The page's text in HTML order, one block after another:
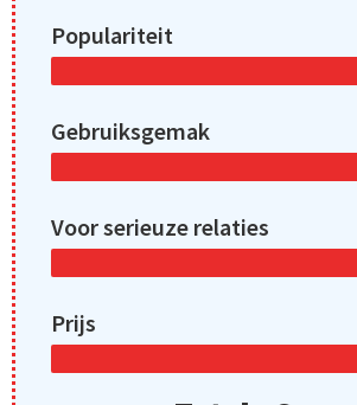
Populariteit
Gebruiksgemak
Voor serieuze relaties
Prijs